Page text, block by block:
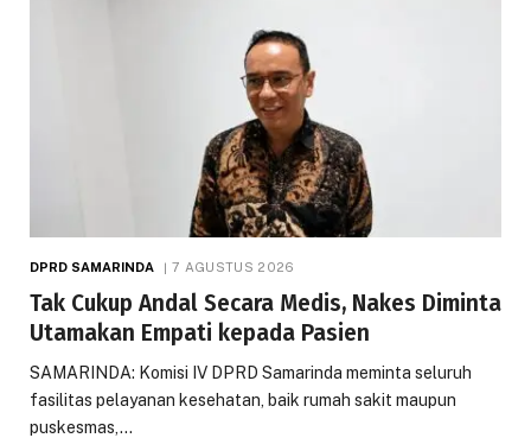
DPRD SAMARINDA 7 AGUSTUS 2026
Tak Cukup Andal Secara Medis, Nakes Diminta
Utamakan Empati kepada Pasien
SAMARINDA: Komisi IV DPRD Samarinda meminta seluruh
fasilitas pelayanan kesehatan, baik rumah sakit maupun
puskesmas,…